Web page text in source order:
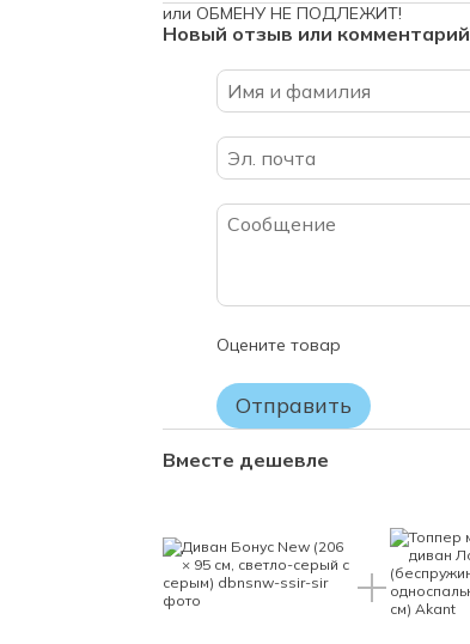
или ОБМЕНУ НЕ ПОДЛЕЖИТ!
Новый отзыв или комментарий
Оцените товар
Отправить
Вместе дешевле